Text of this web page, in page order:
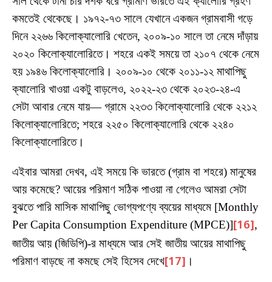
কমতেই থেকেছে। ১৯৭২-৭৩ সালে যেখানে একজন গ্রামবাসী গড়ে
দিনে ২২৬৬ কিলোক্যালোরি খেতেন, ২০০৯-১০ সালে তা নেমে দাঁড়ায়
২০২০ কিলোক্যালোরিতে। শহরে একই সময়ে তা ২১০৭ থেকে নেমে
হয় ১৯৪৬ কিলোক্যালোরি। ২০০৯-১০ থেকে ২০১১-১২ মাথাপিছু
ক্যালোরি খাওয়া একটু বাড়লেও, ২০২২-২৩ থেকে ২০২৩-২৪-এ
সেটা আবার নেমে যায়— গ্রামে ২২৩৩ কিলোক্যালোরি থেকে ২২১২
কিলোক্যালোরিতে; শহরে ২২৫০ কিলোক্যালোরি থেকে ২২৪০
কিলোক্যালোরিতে।
এইবার আমরা দেখব, এই সময়ে কি ভারতে (গ্রাম বা শহরে) মানুষের
আয় কমেছে? আয়ের পরিমাণ সঠিক পাওয়া না গেলেও আমরা সেটা
বুঝতে পারি মাসিক মাথাপিছু ভোগ্যপণ্যে ব্যয়ের মাধ্যমে [Monthly
Per Capita Consumption Expenditure (MPCE)][16] ,
জাতীয় আয় (জিডিপি)-র মাধ্যমে আর সেই জাতীয় আয়ের মাথাপিছু
পরিমাণ বাড়ছে না কমছে সেই হিসেব দেখে[17] ।